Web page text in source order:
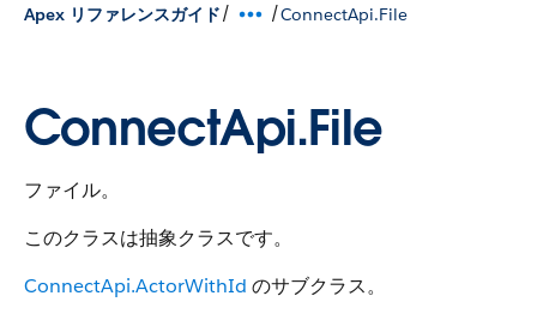
Apex リファレンスガイド/ /ConnectApi.File
ConnectApi.File
ファイル。
このクラスは抽象クラスです。
ConnectApi.ActorWithId のサブクラス。